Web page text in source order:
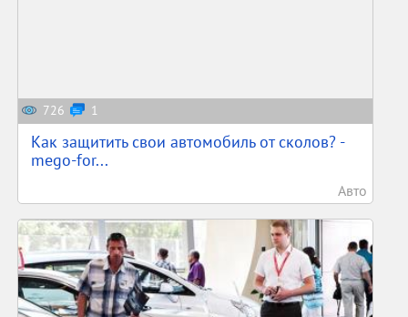
726 1
Как защитить свои автомобиль от сколов? -
mego-for...
Авто